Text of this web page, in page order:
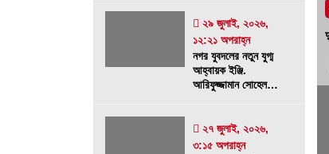
২৯ জুলাই, ২০২৬,
১২:২১ অপরাহ্ন
নগর যুবদলের নতুন যুগ্ম
আহ্বায়ক ইঞ্জি.
আরিফুজ্জামান সোহেলকে
২৭ জুলাই, ২০২৬,
৩:১৫ অপরাহ্ন